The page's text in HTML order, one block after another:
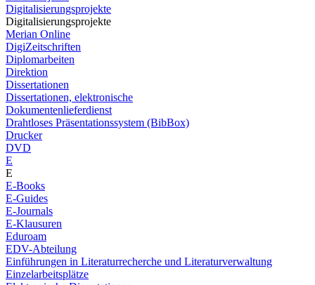
Digitalisierungsprojekte
Digitalisierungsprojekte
Merian Online
DigiZeitschriften
Diplomarbeiten
Direktion
Dissertationen
Dissertationen, elektronische
Dokumentenlieferdienst
Drahtloses Präsentationssystem (BibBox)
Drucker
DVD
E
E
E-Books
E-Guides
E-Journals
E-Klausuren
Eduroam
EDV-Abteilung
Einführungen in Literaturrecherche und Literaturverwaltung
Einzelarbeitsplätze